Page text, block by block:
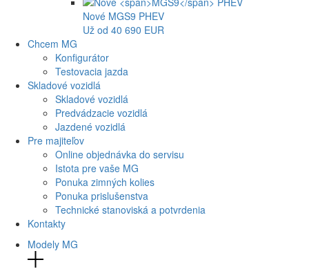
Nové MGS9 PHEV
Už od 40 690 EUR
Chcem MG
Konfigurátor
Testovacia jazda
Skladové vozidlá
Skladové vozidlá
Predvádzacie vozidlá
Jazdené vozidlá
Pre majiteľov
Online objednávka do servisu
Istota pre vaše MG
Ponuka zimných kolies
Ponuka prislušenstva
Technické stanoviská a potvrdenia
Kontakty
Modely MG